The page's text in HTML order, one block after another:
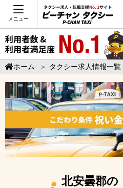
メニュー
ホーム ＞ タクシー求人情報一覧
北安曇郡の